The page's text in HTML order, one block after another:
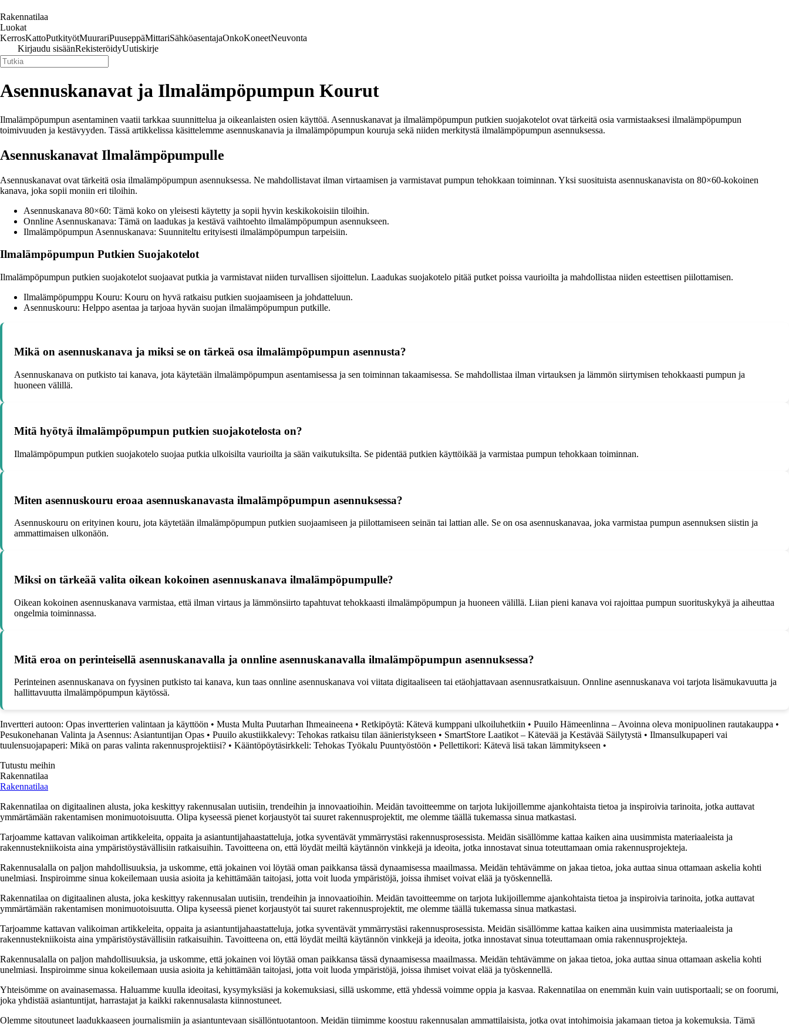
Rakennatilaa
Luokat
KerrosKattoPutkityötMuurariPuuseppäMittariSähköasentajaOnkoKoneetNeuvonta
Kirjaudu sisäänRekisteröidyUutiskirje
Asennuskanavat ja Ilmalämpöpumpun Kourut
Ilmalämpöpumpun asentaminen vaatii tarkkaa suunnittelua ja oikeanlaisten osien käyttöä. Asennuskanavat ja ilmalämpöpumpun putkien suojakotelot ovat tärkeitä osia varmistaaksesi ilmalämpöpumpun
toimivuuden ja kestävyyden. Tässä artikkelissa käsittelemme asennuskanavia ja ilmalämpöpumpun kouruja sekä niiden merkitystä ilmalämpöpumpun asennuksessa.
Asennuskanavat Ilmalämpöpumpulle
Asennuskanavat ovat tärkeitä osia ilmalämpöpumpun asennuksessa. Ne mahdollistavat ilman virtaamisen ja varmistavat pumpun tehokkaan toiminnan. Yksi suosituista asennuskanavista on 80×60-kokoinen
kanava, joka sopii moniin eri tiloihin.
Asennuskanava 80×60: Tämä koko on yleisesti käytetty ja sopii hyvin keskikokoisiin tiloihin.
Onnline Asennuskanava: Tämä on laadukas ja kestävä vaihtoehto ilmalämpöpumpun asennukseen.
Ilmalämpöpumpun Asennuskanava: Suunniteltu erityisesti ilmalämpöpumpun tarpeisiin.
Ilmalämpöpumpun Putkien Suojakotelot
Ilmalämpöpumpun putkien suojakotelot suojaavat putkia ja varmistavat niiden turvallisen sijoittelun. Laadukas suojakotelo pitää putket poissa vaurioilta ja mahdollistaa niiden esteettisen piilottamisen.
Ilmalämpöpumppu Kouru: Kouru on hyvä ratkaisu putkien suojaamiseen ja johdatteluun.
Asennuskouru: Helppo asentaa ja tarjoaa hyvän suojan ilmalämpöpumpun putkille.
Mikä on asennuskanava ja miksi se on tärkeä osa ilmalämpöpumpun asennusta?
Asennuskanava on putkisto tai kanava, jota käytetään ilmalämpöpumpun asentamisessa ja sen toiminnan takaamisessa. Se mahdollistaa ilman virtauksen ja lämmön siirtymisen tehokkaasti pumpun ja
huoneen välillä.
Mitä hyötyä ilmalämpöpumpun putkien suojakotelosta on?
Ilmalämpöpumpun putkien suojakotelo suojaa putkia ulkoisilta vaurioilta ja sään vaikutuksilta. Se pidentää putkien käyttöikää ja varmistaa pumpun tehokkaan toiminnan.
Miten asennuskouru eroaa asennuskanavasta ilmalämpöpumpun asennuksessa?
Asennuskouru on erityinen kouru, jota käytetään ilmalämpöpumpun putkien suojaamiseen ja piilottamiseen seinän tai lattian alle. Se on osa asennuskanavaa, joka varmistaa pumpun asennuksen siistin ja
ammattimaisen ulkonäön.
Miksi on tärkeää valita oikean kokoinen asennuskanava ilmalämpöpumpulle?
Oikean kokoinen asennuskanava varmistaa, että ilman virtaus ja lämmönsiirto tapahtuvat tehokkaasti ilmalämpöpumpun ja huoneen välillä. Liian pieni kanava voi rajoittaa pumpun suorituskykyä ja aiheuttaa
ongelmia toiminnassa.
Mitä eroa on perinteisellä asennuskanavalla ja onnline asennuskanavalla ilmalämpöpumpun asennuksessa?
Perinteinen asennuskanava on fyysinen putkisto tai kanava, kun taas onnline asennuskanava voi viitata digitaaliseen tai etäohjattavaan asennusratkaisuun. Onnline asennuskanava voi tarjota lisämukavuutta ja
hallittavuutta ilmalämpöpumpun käytössä.
Invertteri autoon: Opas invertterien valintaan ja käyttöön • Musta Multa Puutarhan Ihmeaineena • Retkipöytä: Kätevä kumppani ulkoiluhetkiin • Puuilo Hämeenlinna – Avoinna oleva monipuolinen rautakauppa •
Pesukonehanan Valinta ja Asennus: Asiantuntijan Opas • Puuilo akustiikkalevy: Tehokas ratkaisu tilan äänieristykseen • SmartStore Laatikot – Kätevää ja Kestävää Säilytystä • Ilmansulkupaperi vai
tuulensuojapaperi: Mikä on paras valinta rakennusprojektiisi? • Kääntöpöytäsirkkeli: Tehokas Työkalu Puuntyöstöön • Pellettikori: Kätevä lisä takan lämmitykseen •
Tutustu meihin
Rakennatilaa
Rakennatilaa
Rakennatilaa on digitaalinen alusta, joka keskittyy rakennusalan uutisiin, trendeihin ja innovaatioihin. Meidän tavoitteemme on tarjota lukijoillemme ajankohtaista tietoa ja inspiroivia tarinoita, jotka auttavat
ymmärtämään rakentamisen monimuotoisuutta. Olipa kyseessä pienet korjaustyöt tai suuret rakennusprojektit, me olemme täällä tukemassa sinua matkastasi.
Tarjoamme kattavan valikoiman artikkeleita, oppaita ja asiantuntijahaastatteluja, jotka syventävät ymmärrystäsi rakennusprosessista. Meidän sisällömme kattaa kaiken aina uusimmista materiaaleista ja
rakennustekniikoista aina ympäristöystävällisiin ratkaisuihin. Tavoitteena on, että löydät meiltä käytännön vinkkejä ja ideoita, jotka innostavat sinua toteuttamaan omia rakennusprojekteja.
Rakennusalalla on paljon mahdollisuuksia, ja uskomme, että jokainen voi löytää oman paikkansa tässä dynaamisessa maailmassa. Meidän tehtävämme on jakaa tietoa, joka auttaa sinua ottamaan askelia kohti
unelmiasi. Inspiroimme sinua kokeilemaan uusia asioita ja kehittämään taitojasi, jotta voit luoda ympäristöjä, joissa ihmiset voivat elää ja työskennellä.
Rakennatilaa on digitaalinen alusta, joka keskittyy rakennusalan uutisiin, trendeihin ja innovaatioihin. Meidän tavoitteemme on tarjota lukijoillemme ajankohtaista tietoa ja inspiroivia tarinoita, jotka auttavat
ymmärtämään rakentamisen monimuotoisuutta. Olipa kyseessä pienet korjaustyöt tai suuret rakennusprojektit, me olemme täällä tukemassa sinua matkastasi.
Tarjoamme kattavan valikoiman artikkeleita, oppaita ja asiantuntijahaastatteluja, jotka syventävät ymmärrystäsi rakennusprosessista. Meidän sisällömme kattaa kaiken aina uusimmista materiaaleista ja
rakennustekniikoista aina ympäristöystävällisiin ratkaisuihin. Tavoitteena on, että löydät meiltä käytännön vinkkejä ja ideoita, jotka innostavat sinua toteuttamaan omia rakennusprojekteja.
Rakennusalalla on paljon mahdollisuuksia, ja uskomme, että jokainen voi löytää oman paikkansa tässä dynaamisessa maailmassa. Meidän tehtävämme on jakaa tietoa, joka auttaa sinua ottamaan askelia kohti
unelmiasi. Inspiroimme sinua kokeilemaan uusia asioita ja kehittämään taitojasi, jotta voit luoda ympäristöjä, joissa ihmiset voivat elää ja työskennellä.
Yhteisömme on avainasemassa. Haluamme kuulla ideoitasi, kysymyksiäsi ja kokemuksiasi, sillä uskomme, että yhdessä voimme oppia ja kasvaa. Rakennatilaa on enemmän kuin vain uutisportaali; se on foorumi,
joka yhdistää asiantuntijat, harrastajat ja kaikki rakennusalasta kiinnostuneet.
Olemme sitoutuneet laadukkaaseen journalismiin ja asiantuntevaan sisällöntuotantoon. Meidän tiimimme koostuu rakennusalan ammattilaisista, jotka ovat intohimoisia jakamaan tietoa ja kokemuksia. Tämä